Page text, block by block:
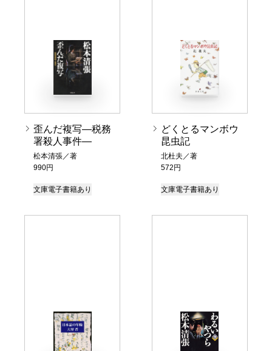
歪んだ複写―税務
署殺人事件―
松本清張／著
990円
文庫電子書籍あり
どくとるマンボウ
昆虫記
北杜夫／著
572円
文庫電子書籍あり